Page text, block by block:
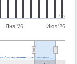
Янв '26 Июл '26
0k